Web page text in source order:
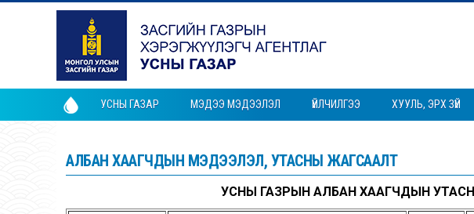
УСНЫ ГАЗАР МЭДЭЭ МЭДЭЭЛЭЛ ҮЙЛЧИЛГЭЭ ХУУЛЬ, ЭРХ ЗҮЙ
АЛБАН ХААГЧДЫН МЭДЭЭЛЭЛ, УТАСНЫ ЖАГСААЛТ
УСНЫ ГАЗРЫН АЛБАН ХААГЧДЫН